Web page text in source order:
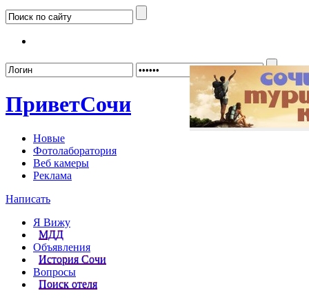
ПриветСочи
Новые
Фотолаборатория
Веб камеры
Реклама
Написать
Я Вижу
МДД
Объявления
История Сочи
Вопросы
Поиск отеля